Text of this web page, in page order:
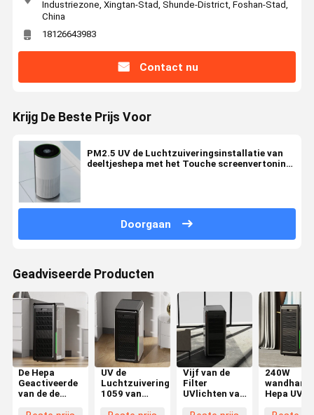
Industriezone, Xingtan-Stad, Shunde-District, Foshan-Stad,
China
18126643983
Contact nu
Krijg De Beste Prijs Voor
PM2.5 UV de Luchtzuiveringsinstallatie van
deeltjeshepa met het Touche screenvertoning
Doorgaan
Geadviseerde Producten
De Hepa
Geactiveerde
van de de
UV de
Luchtzuiveringsinstallatie
1059 van
Vijf van de
Filter
UVlichten van
240W
Hepa UV-